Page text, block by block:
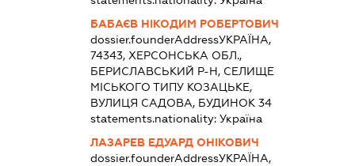
БАБАЄВ НІКОДИМ РОБЕРТОВИЧ
dossier.founderAddressУКРАЇНА,
74343, ХЕРСОНСЬКА ОБЛ.,
БЕРИСЛАВСЬКИЙ Р-Н, СЕЛИЩЕ
МІСЬКОГО ТИПУ КОЗАЦЬКЕ,
ВУЛИЦЯ САДОВА, БУДИНОК 34
statements.nationality:Україна
ЛАЗАРЕВ ЕДУАРД ОНІКОВИЧ
dossier.founderAddressУКРАЇНА,